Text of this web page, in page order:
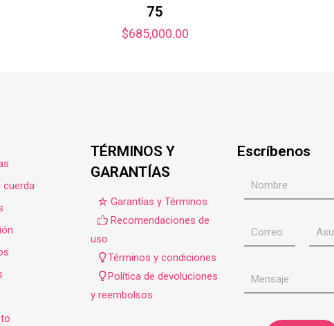
75
$685,000.00
cuerda
TÉRMINOS Y
GARANTÍAS
Garantías y Términos
Recomendaciones de
uso
Términos y condiciones
Política de devoluciones
y reembolsos
Escríbenos